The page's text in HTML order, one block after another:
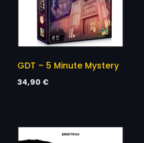
GDT – 5 Minute Mystery
34,90 €